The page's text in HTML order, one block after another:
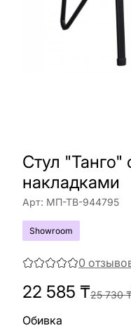
Стул
накладками
Арт: МП-ТВ-944795
Showroom
0
22 585 ₸25 730
Обивка